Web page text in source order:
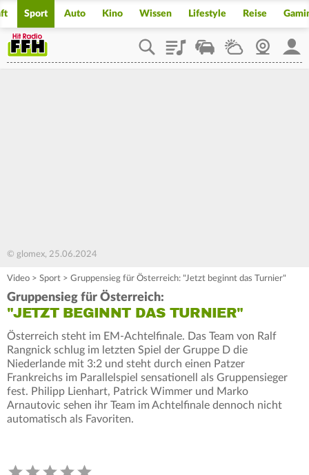
Sport Auto Kino Wissen Lifestyle Reise
PlaylistStaupilotWetterWebcam
© glomex, 25.06.2024
Video > Sport > Gruppensieg für Österreich: "Jetzt beginnt das Turnier"
Gruppensieg für Österreich:
"JETZT BEGINNT DAS TURNIER"
Österreich steht im EM-Achtelfinale. Das Team von Ralf
Rangnick schlug im letzten Spiel der Gruppe D die
Niederlande mit 3:2 und steht durch einen Patzer
Frankreichs im Parallelspiel sensationell als Gruppensieger
fest. Philipp Lienhart, Patrick Wimmer und Marko
Arnautovic sehen ihr Team im Achtelfinale dennoch nicht
automatisch als Favoriten.